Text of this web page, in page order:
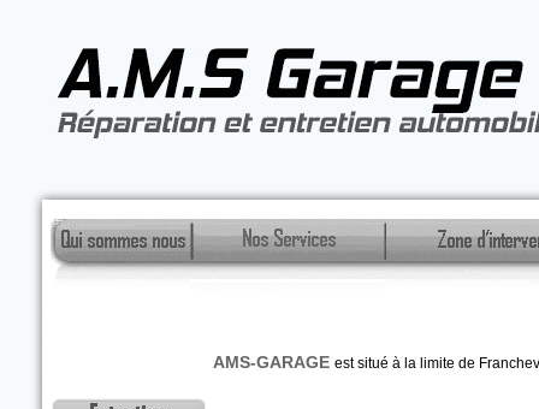
AMS-GARAGE est situé à la limite de